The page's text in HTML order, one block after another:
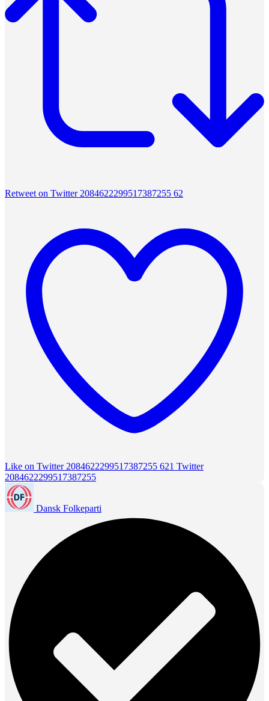
Retweet on Twitter 2084622299517387255 62
Like on Twitter 2084622299517387255 621 Twitter
2084622299517387255
Dansk Folkeparti